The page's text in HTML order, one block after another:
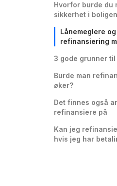
Hvorfor burde du
sikkerhet i
Lånemeglere
refinansiering
3 gode grunner
Burde man
øker?
Det finnes også
refinansiere på
Kan jeg
hvis jeg har